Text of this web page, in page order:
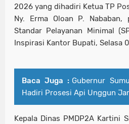
2026 yang dihadiri Ketua TP
Ny. Erma Oloan P. Nababan,
Standar Pelayanan Minimal
Inspirasi Kantor Bupati, Selasa
Baca Juga : Gubernur
Hadiri Prosesi Api Unggun
Kepala Dinas PMDP2A Kartini